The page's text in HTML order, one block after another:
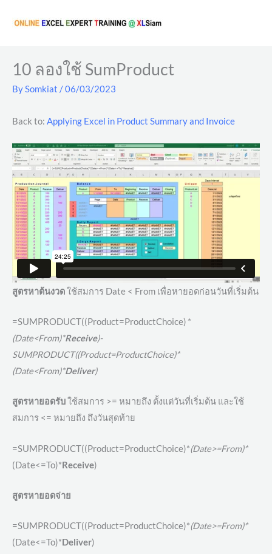
10 ลองใช้ SumProduct
BySomkiat /06/03/2023
Back to: Applying Excel in Product Summary and Invoice
สูตรหาต้นงวดใช้สมการ Date < From เพื่อหายอดก่อนวันที่เริ่มต้น
=SUMPRODUCT((Product=ProductChoice) *
(Date<From)*Receive)-
SUMPRODUCT((Product=ProductChoice)*
(Date<From)*Deliver)
สูตรหายอดรับใช้สมการ >= หมายถึง ตั้งแต่วันที่เริ่มต้น และใช้
สมการ <= หมายถึง ถึงวันสุดท้าย
=SUMPRODUCT((Product=ProductChoice)*(Date>=From)*
(Date<=To)*Receive)
สูตรหายอดจ่าย
=SUMPRODUCT((Product=ProductChoice)*(Date>=From)*
(Date<=To)*Deliver)